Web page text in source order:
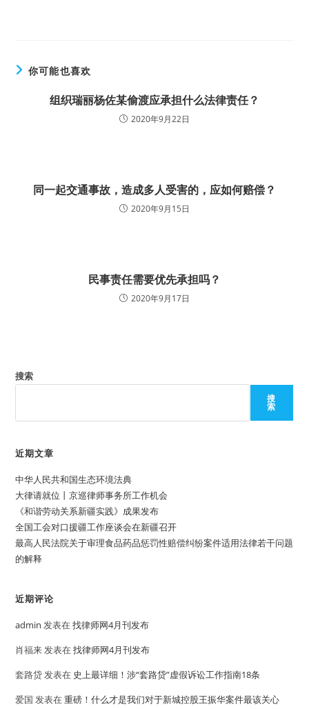
你可能也喜欢
组织瑞丽杨佐某偷渡应承担什么法律责任？
2020年9月22日
同一起交通事故，造成多人受害的，应如何赔偿？
2020年9月15日
民事责任需要优先承担吗？
2020年9月17日
搜索
搜
索
近期文章
中华人民共和国生态环境法典
大律请就位丨京巡律师事务所工作机会
《和谐劳动关系新疆实践》成果发布
全国工会对口援疆工作座谈会在新疆召开
最高人民法院关于审理食品药品惩罚性赔偿纠纷案件适用法律若干问题
的解释
近期评论
admin 发表在找律师网4月刊发布
肖福来发表在找律师网4月刊发布
套路贷发表在 史上最详细！涉“套路贷”虚假诉讼工作指南18条
爱国 发表在重磅！什么才是我们对于新城控股王振华案件最该关心